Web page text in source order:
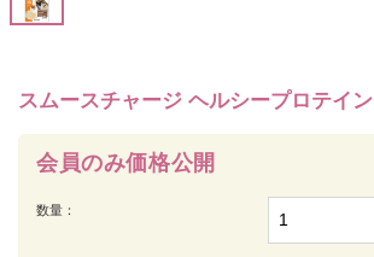
スムースチャージ ヘルシープロテイン
会員のみ価格公開
数量：